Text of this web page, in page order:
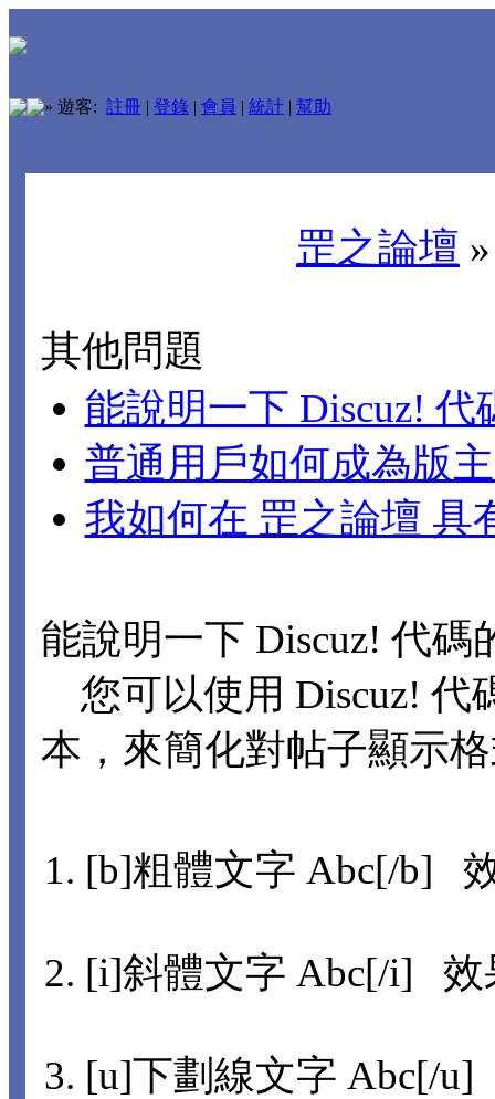
» 遊客: 註冊 | 登錄 | 會員 | 統計 | 幫助
罡之論壇
其他問題
能說明一下 Discuz! 代
普通用戶如何成為版
我如何在 罡之論壇 具
能說明一下 Discuz! 代碼
您可以使用 Discuz! 代
本，來簡化對帖子顯示
[b]粗體文字 Abc[/b]
[i]斜體文字 Abc[/i] 效
[u]下劃線文字 Abc[/